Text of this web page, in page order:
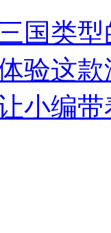
国类
验这
小编